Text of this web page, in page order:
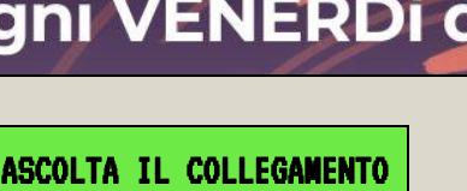
ASCOLTA IL COLLEGAMENTO